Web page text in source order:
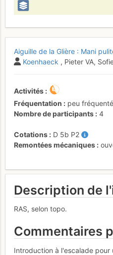
Aiguille de la Glière : Mani
Koenhaeck , Pieter VA,
Activités
Fréquentation
peu fréquenté
Nombre de participants
4
Cotations D 5b P2
Remontées mécaniques
Description de
RAS, selon topo.
Commentaires
Introduction à l'escalade